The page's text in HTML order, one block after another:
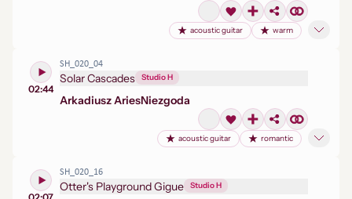
acoustic guitar warm
02:44
SH_020_04
Solar Cascades Studio H
Arkadiusz AriesNiezgoda
acoustic guitar romantic
SH_020_16
Otter's Playground Gigue Studio H